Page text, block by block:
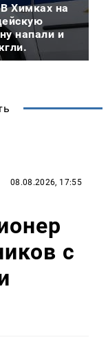
Химках на
напали и
08.08.2026, 17:55
с